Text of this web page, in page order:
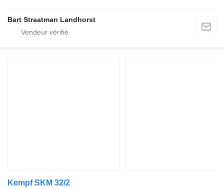
Bart Straatman Landhorst
Kempf SKM 32/2